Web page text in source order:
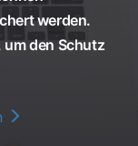
werden.
um den Schutz